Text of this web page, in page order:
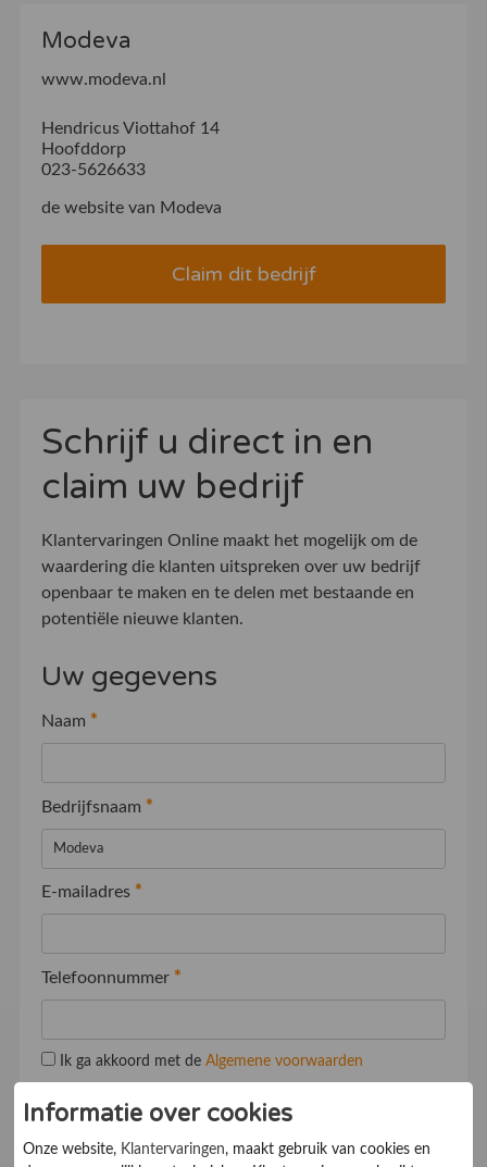
Modeva
www.modeva.nl
Hendricus Viottahof 14
Hoofddorp
023-5626633
de website van Modeva
Claim dit bedrijf
Schrijf u direct in en
claim uw bedrijf
Klantervaringen Online maakt het mogelijk om de
waardering die klanten uitspreken over uw bedrijf
openbaar te maken en te delen met bestaande en
potentiële nieuwe klanten.
Uw gegevens
Naam *
Bedrijfsnaam *
E-mailadres *
Telefoonnummer *
Ik ga akkoord met de Algemene voorwaarden
Informatie over cookies
Onze website, Klantervaringen, maakt gebruik van cookies en